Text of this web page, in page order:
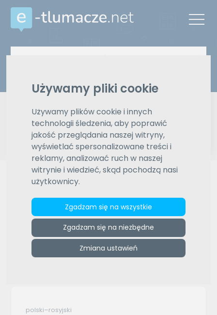
Używamy pliki cookie
Używamy plików cookie i innych
technologii śledzenia, aby poprawić
jakość przeglądania naszej witryny,
wyświetlać spersonalizowane treści i
reklamy, analizować ruch w naszej
witrynie i wiedzieć, skąd pochodzą nasi
użytkownicy.
Zgadzam się na wszystkie
Zgadzam się na niezbędne
Zmiana ustawień
Typ tłumaczenia
Znajdź tłumacza
Wyszukiwanie zaawansowane
ZAMÓW REKLAMĘ W TYM MIEJSCU
e-tlumacze.net>Mirosław Nowak>Oferta tłumaczenia -
polski–rosyjski
polski–rosyjski